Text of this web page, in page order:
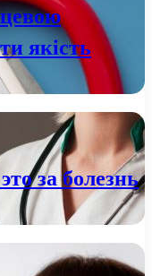
якість
за болезнь